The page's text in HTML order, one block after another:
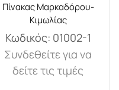
Πίνακας Μαρκαδόρου-
Κιμωλίας
Κωδικός: 01002-1
Συνδεθείτε για να
δείτε τις τιμές